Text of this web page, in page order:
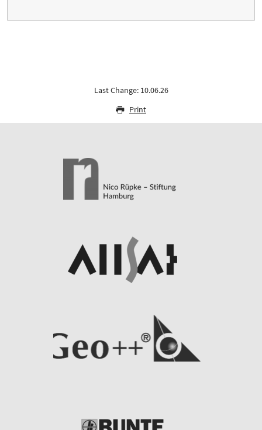
Last Change: 10.06.26
Print